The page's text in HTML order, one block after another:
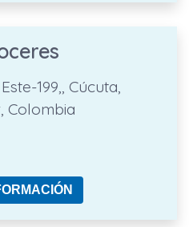
199,, Cúcuta,
Colombia